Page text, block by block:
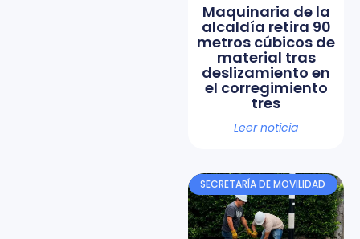
Maquinaria de la
alcaldía retira 90
metros cúbicos de
material tras
deslizamiento en
el corregimiento
tres
Leer noticia
SECRETARÍA DE MOVILIDAD